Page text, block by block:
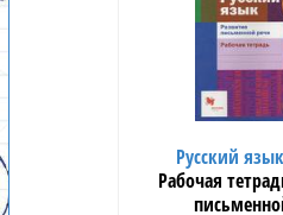
Русский
Рабочая